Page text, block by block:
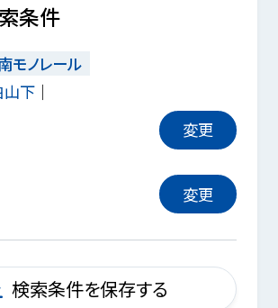
条件
モノレール
山下
変更
変更
検索条件を保存する